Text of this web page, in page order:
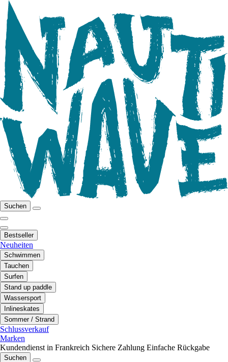
Suchen
Bestseller
Neuheiten
Schwimmen
Tauchen
Surfen
Stand up paddle
Wassersport
Inlineskates
Sommer / Strand
Schlussverkauf
Marken
Kundendienst in Frankreich Sichere Zahlung Einfache Rückgabe
Suchen